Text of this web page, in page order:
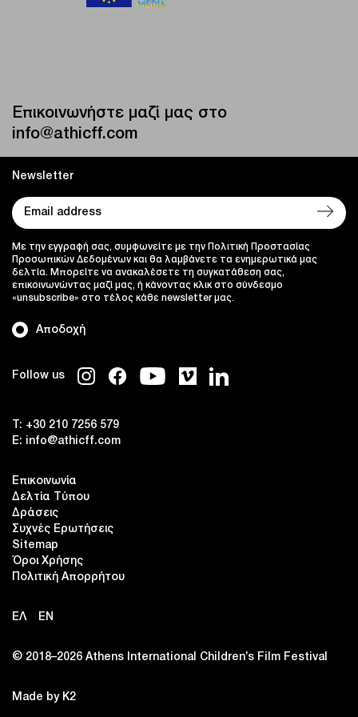
Επικοινωνήστε μαζί μας στο
info@athicff.com
Follow us
T: +30 210 7256 579
E:
info@athicff.com
Επικοινωνία
Δελτία Τύπου
Δράσεις
Συχνές Ερωτήσεις
Sitemap
Όροι Χρήσης
Πολιτική Απορρήτου
ΕΛ EN
Newsletter
Αποδοχή
Με την εγγραφή σας, συμφωνείτε με την Πολιτική Προστασίας
Προσωπικών Δεδομένων και θα λαμβάνετε τα ενημερωτικά μας
δελτία. Μπορείτε να ανακαλέσετε τη συγκατάθεση σας,
επικοινωνώντας μαζί μας, ή κάνοντας κλικ στο σύνδεσμο
«unsubscribe» στο τέλος κάθε newsletter μας.
© 2018–2026 Αthens International Children’s Film Festival
Made by K2